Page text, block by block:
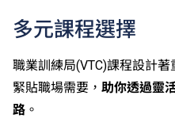
多元課程選擇
職業訓練局(VTC)課程設計
緊貼職場需要， 助你透過靈
路 。